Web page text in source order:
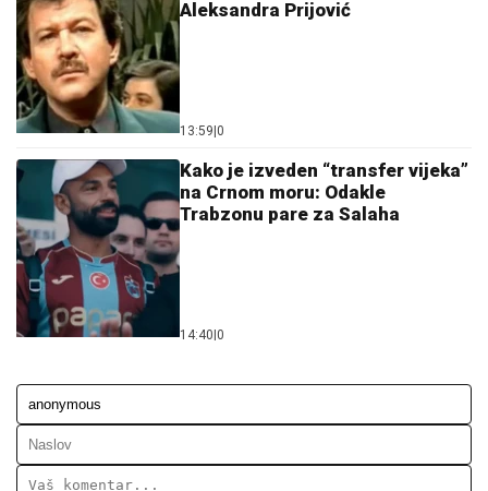
Aleksandra Prijović
13:59 0
Kako je izveden “transfer vijeka”
na Crnom moru: Odakle
Trabzonu pare za Salaha
14:40 0